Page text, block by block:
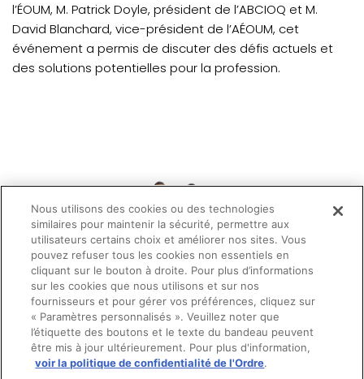
l’ÉOUM, M. Patrick Doyle, président de l’ABCIOQ et M.
David Blanchard, vice-président de l’AÉOUM, cet
événement a permis de discuter des défis actuels et
des solutions potentielles pour la profession.
Nous utilisons des cookies ou des technologies
similaires pour maintenir la sécurité, permettre aux
utilisateurs certains choix et améliorer nos sites. Vous
pouvez refuser tous les cookies non essentiels en
cliquant sur le bouton à droite. Pour plus d’informations
sur les cookies que nous utilisons et sur nos
fournisseurs et pour gérer vos préférences, cliquez sur
« Paramètres personnalisés ». Veuillez noter que
l’étiquette des boutons et le texte du bandeau peuvent
être mis à jour ultérieurement. Pour plus d'information,
voir la politique de confidentialité de l'Ordre.